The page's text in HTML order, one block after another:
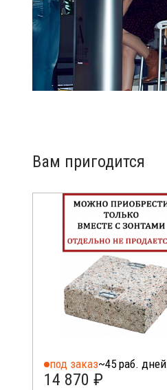
Вам пригодится
под заказ~45 раб. дней
14 870 ₽